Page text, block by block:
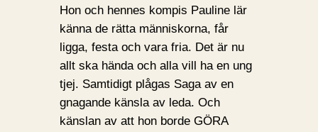
Hon och hennes kompis Pauline lär
känna de rätta människorna, får
ligga, festa och vara fria. Det är nu
allt ska hända och alla vill ha en ung
tjej. Samtidigt plågas Saga av en
gnagande känsla av leda. Och
känslan av att hon borde GÖRA